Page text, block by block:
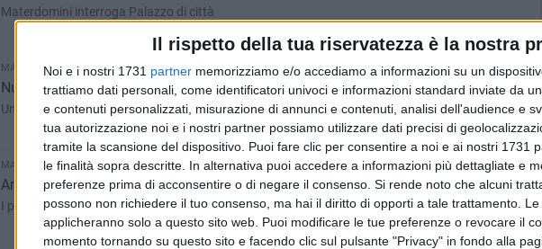
Il rispetto della tua riservatezza è la nostra
Noi e i nostri 1731 partner memorizziamo e/o accediamo a informazioni su un
trattiamo dati personali, come identificatori univoci e informazioni standard inviate da
e contenuti personalizzati, misurazione di annunci e contenuti, analisi dell'audience e
tua autorizzazione noi e i nostri partner possiamo utilizzare dati precisi di
tramite la scansione del dispositivo. Puoi fare clic per consentire a noi e ai nostri 1731
le finalità sopra descritte. In alternativa puoi accedere a informazioni più dettagliate e
preferenze prima di acconsentire o di negare il consenso. Si rende noto che alcuni
possono non richiedere il tuo consenso, ma hai il diritto di opporti a tale trattamento.
applicheranno solo a questo sito web. Puoi modificare le tue preferenze o revocare il
momento tornando su questo sito e facendo clic sul pulsante "Privacy" in fondo alla
Materdomini interroga Palazzo di città
MATERA - 14 LUGLIO 2015
Nuova giunta, le reazioni della politica lucana
Unanime il parere negativo del centro-sinistra. Centro-destra diviso.
MATERA - 13 LUGLIO 2015
Amministrazione De Ruggieri, ecco i nuovi assessori
I profili della nuova giunta con le relative deleghe